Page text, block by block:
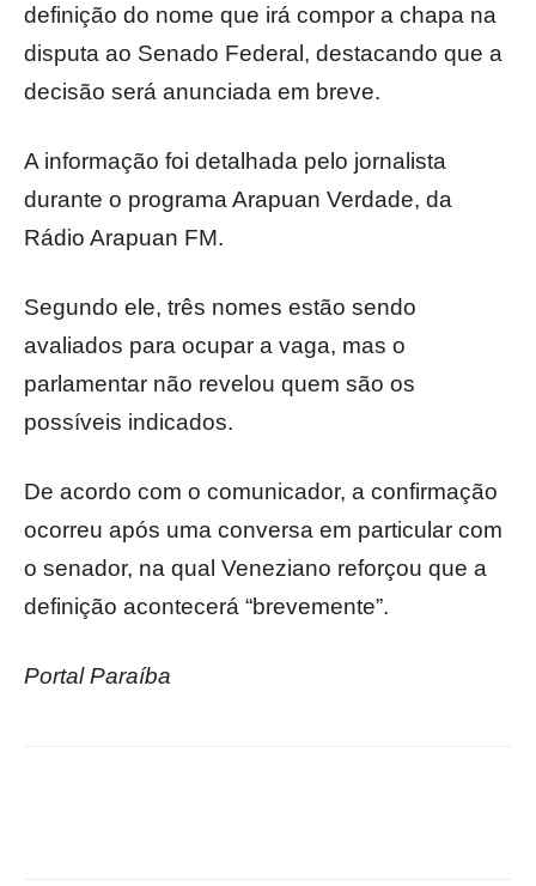
definição do nome que irá compor a chapa na
disputa ao Senado Federal, destacando que a
decisão será anunciada em breve.
A informação foi detalhada pelo jornalista
durante o programa Arapuan Verdade, da
Rádio Arapuan FM.
Segundo ele, três nomes estão sendo
avaliados para ocupar a vaga, mas o
parlamentar não revelou quem são os
possíveis indicados.
De acordo com o comunicador, a confirmação
ocorreu após uma conversa em particular com
o senador, na qual Veneziano reforçou que a
definição acontecerá “brevemente”.
Portal Paraíba